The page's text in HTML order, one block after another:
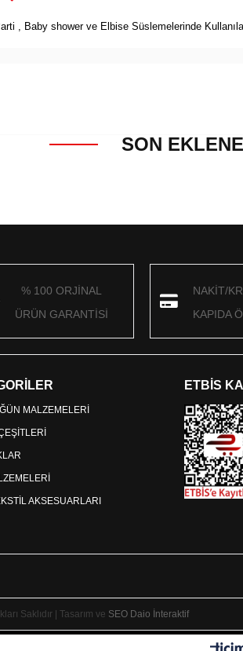
, Baby shower ve Elbise Süslemelerinde
SON
% 100 ORJİNAL
ÜRÜN GARANTİSİ
NAKİT/
KAPIDA
MALZEMELERİ
AKSESUARLARI
ETBİS
Saklıdır | Tasarım ve SEO Daio İnteraktif